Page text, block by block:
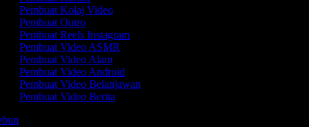
Pembuat Kolaj Video
Pembuat Outro
Pembuat Reels Instagram
Pembuat Video ASMR
Pembuat Video Alam
Pembuat Video Android
Pembuat Video Belanjawan
Pembuat Video Berita